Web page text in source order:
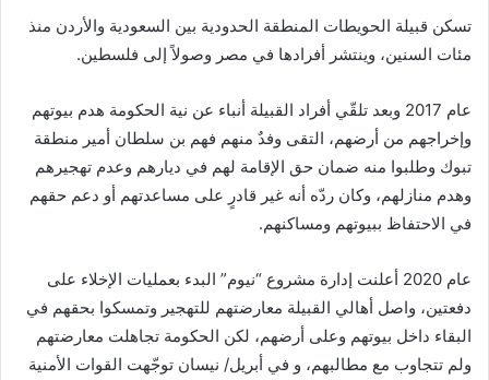
تسكن قبيلة الحويطات المنطقة الحدودية بين السعودية والأردن منذ
مئات السنين، وينتشر أفرادها في مصر وصولاً إلى فلسطين.
عام 2017 وبعد تلقّي أفراد القبيلة أنباء عن نية الحكومة هدم بيوتهم
وإخراجهم من أرضهم، التقى وفدٌ منهم فهم بن سلطان أمير منطقة
تبوك وطلبوا منه ضمان حق الإقامة لهم في ديارهم وعدم تهجيرهم
وهدم منازلهم، وكان ردّه أنه غير قادرٍ على مساعدتهم أو دعم حقهم
في الاحتفاظ ببيوتهم ومساكنهم.
عام 2020 أعلنت إدارة مشروع “نيوم” البدء بعمليات الإخلاء على
دفعتين، واصل أهالي القبيلة معارضتهم للتهجير وتمسكوا بحقهم في
البقاء داخل بيوتهم وعلى أرضهم، لكن الحكومة تجاهلت معارضتهم
ولم تتجاوب مع مطالبهم، و في أبريل/ نيسان توجّهت القوات الأمنية